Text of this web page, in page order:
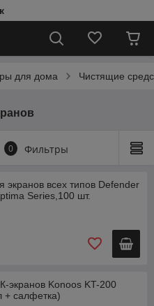
для дома Чистящие
0 Фильтры
экранов всех типов Defender
Series,100 шт.
экранов Konoos KT-200
+ салфетка)